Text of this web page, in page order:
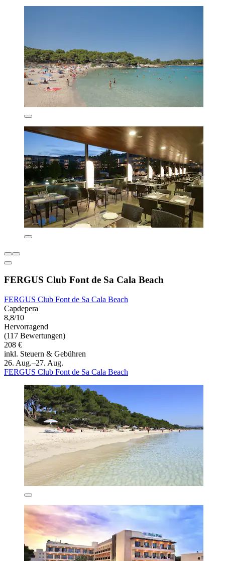
FERGUS Club Font de Sa Cala Beach
FERGUS Club Font de Sa Cala Beach
Capdepera
8,8/10
Hervorragend
(117 Bewertungen)
208 €
inkl. Steuern & Gebühren
26. Aug.–27. Aug.
FERGUS Club Font de Sa Cala Beach